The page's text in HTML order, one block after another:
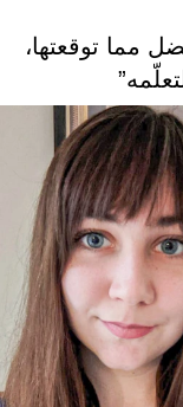
مما توقعتها،